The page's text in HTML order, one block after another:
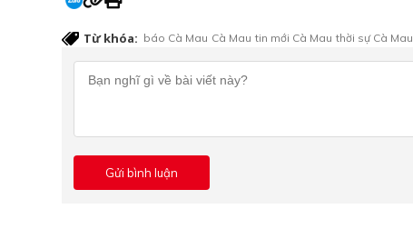
Từ khóa: báo Cà Mau Cà Mau tin mới Cà Mau thời sự Cà Mau